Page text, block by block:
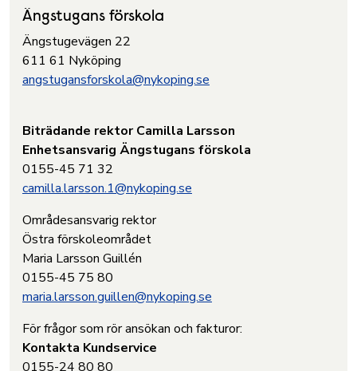
Ängstugans förskola
Ängstugevägen 22
611 61 Nyköping
angstugansforskola@nykoping.se
Biträdande rektor Camilla Larsson
Enhetsansvarig Ängstugans förskola
0155-45 71 32
camilla.larsson.1@nykoping.se
Områdesansvarig rektor
Östra förskoleområdet
Maria Larsson Guillén
0155-45 75 80
maria.larsson.guillen@nykoping.se
För frågor som rör ansökan och fakturor:
Kontakta Kundservice
0155-24 80 80